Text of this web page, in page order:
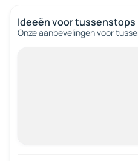
Ideeën voor tussenstops
Onze aanbevelingen voor